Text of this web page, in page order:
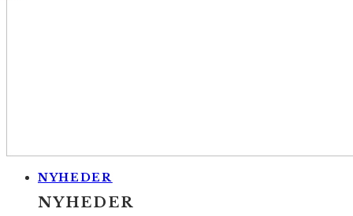
NYHEDER
NYHEDER